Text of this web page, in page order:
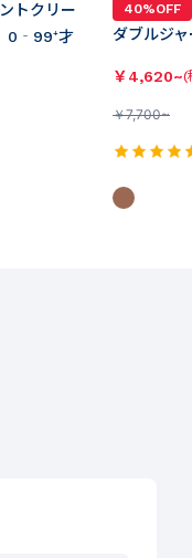
トクリー
0‐99⁺才
40%OFF
ダブルジ
￥4,620~(
￥7,700~